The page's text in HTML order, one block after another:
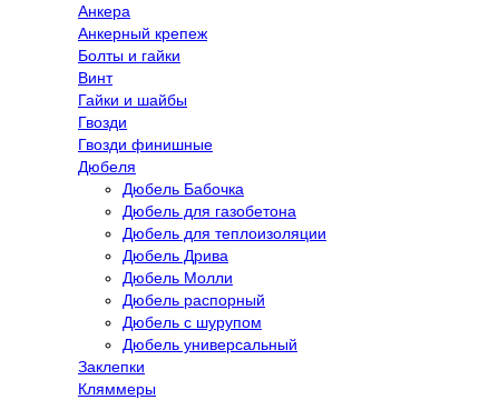
Анкера
Анкерный крепеж
Болты и гайки
Винт
Гайки и шайбы
Гвозди
Гвозди финишные
Дюбеля
Дюбель Бабочка
Дюбель для газобетона
Дюбель для теплоизоляции
Дюбель Дрива
Дюбель Молли
Дюбель распорный
Дюбель с шурупом
Дюбель универсальный
Заклепки
Кляммеры